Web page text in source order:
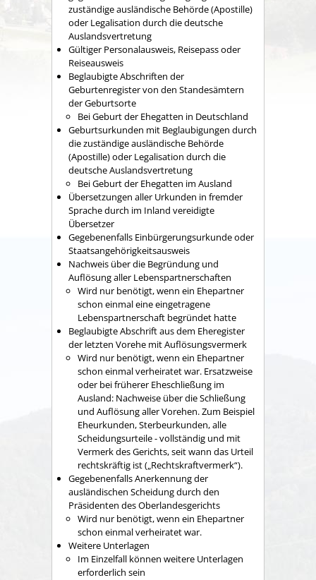
zuständige ausländische Behörde (Apostille)
oder Legalisation durch die deutsche
Auslandsvertretung
Gültiger Personalausweis, Reisepass oder
Reiseausweis
Beglaubigte Abschriften der
Geburtenregister von den Standesämtern
der Geburtsorte
Bei Geburt der Ehegatten in Deutschland
Geburtsurkunden mit Beglaubigungen durch
die zuständige ausländische Behörde
(Apostille) oder Legalisation durch die
deutsche Auslandsvertretung
Bei Geburt der Ehegatten im Ausland
Übersetzungen aller Urkunden in fremder
Sprache durch im Inland vereidigte
Übersetzer
Gegebenenfalls Einbürgerungsurkunde oder
Staatsangehörigkeitsausweis
Nachweis über die Begründung und
Auflösung aller Lebenspartnerschaften
Wird nur benötigt, wenn ein Ehepartner
schon einmal eine eingetragene
Lebenspartnerschaft begründet hatte
Beglaubigte Abschrift aus dem Eheregister
der letzten Vorehe mit Auflösungsvermerk
Wird nur benötigt, wenn ein Ehepartner
schon einmal verheiratet war. Ersatzweise
oder bei früherer Eheschließung im
Ausland: Nachweise über die Schließung
und Auflösung aller Vorehen. Zum Beispiel
Eheurkunden, Sterbeurkunden, alle
Scheidungsurteile - vollständig und mit
Vermerk des Gerichts, seit wann das Urteil
rechtskräftig ist („Rechtskraftvermerk“).
Gegebenenfalls Anerkennung der
ausländischen Scheidung durch den
Präsidenten des Oberlandesgerichts
Wird nur benötigt, wenn ein Ehepartner
schon einmal verheiratet war.
Weitere Unterlagen
Im Einzelfall können weitere Unterlagen
erforderlich sein